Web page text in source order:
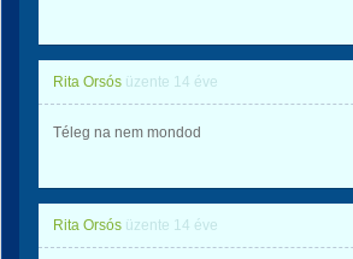
Rita Orsós üzente 14 éve
Téleg na nem mondod
Rita Orsós üzente 14 éve